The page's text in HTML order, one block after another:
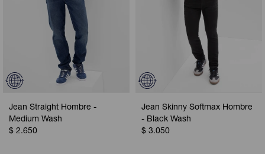
Jean Straight Hombre -
Medium Wash
$ 2.650
Jean Skinny Softmax Hombre
- Black Wash
$ 3.050